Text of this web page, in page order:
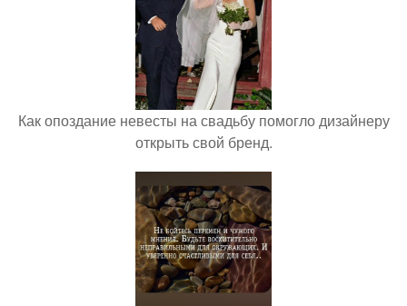
Как опоздание невесты на свадьбу помогло дизайнеру
открыть свой бренд.